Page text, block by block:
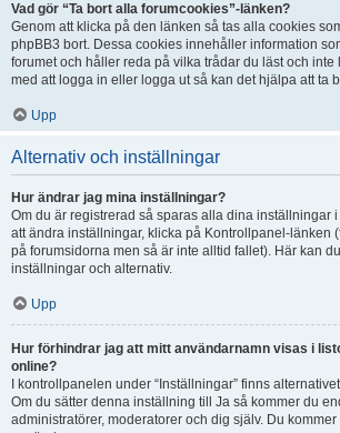
Vad gör “Ta bort alla forumcookies”-länken?
Genom att klicka på den länken så tas alla cookies
phpBB3 bort. Dessa cookies innehåller information
forumet och håller reda på vilka trådar du läst och inte
med att logga in eller logga ut så kan det hjälpa att ta
Upp
Alternativ och inställningar
Hur ändrar jag mina inställningar?
Om du är registrerad så sparas alla dina inställningar
att ändra inställningar, klicka på Kontrollpanel-länken
på forumsidorna men så är inte alltid fallet). Här kan
inställningar och alternativ.
Upp
Hur förhindrar jag att mitt användarnamn visas i
online?
I kontrollpanelen under “Inställningar” finns
Om du sätter denna inställning till Ja så kommer du
administratörer, moderatorer och dig själv. Du